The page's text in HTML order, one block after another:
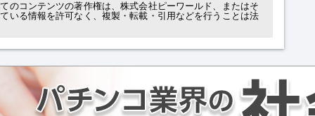
のコンテンツの著作権は、株式会社ピーワールド、またはそ
いる情報を許可なく、複製・転載・引用などを行うことは法